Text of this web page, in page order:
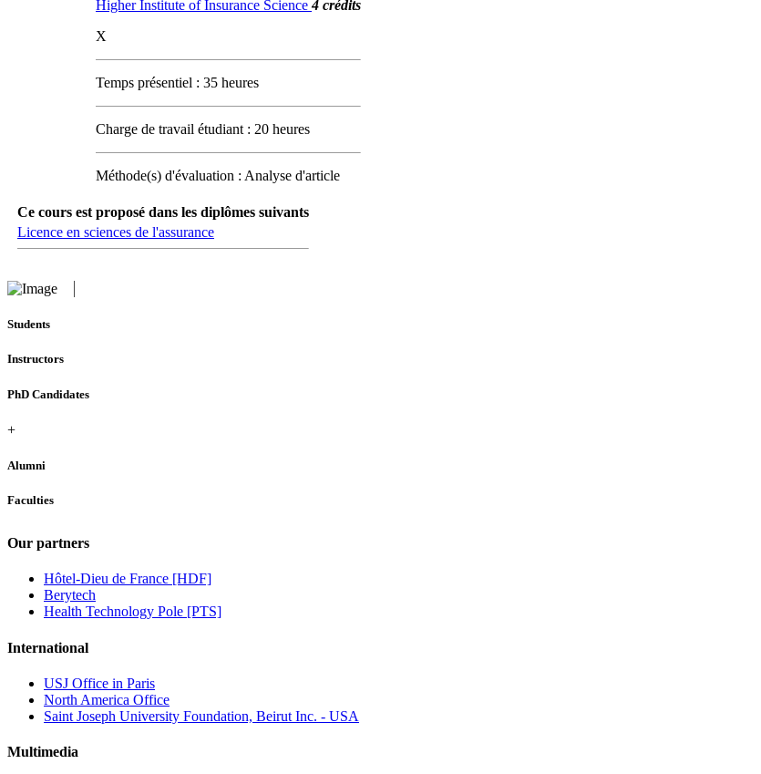
Higher Institute of Insurance Science4 crédits
X
Temps présentiel : 35 heures
Charge de travail étudiant : 20 heures
Méthode(s) d'évaluation : Analyse d'article
Ce cours est proposé dans les diplômes suivants
Licence en sciences de l'assurance
Students
Instructors
PhD Candidates
+
Alumni
Faculties
Our partners
Hôtel-Dieu de France [HDF]
Berytech
Health Technology Pole [PTS]
International
USJ Office in Paris
North America Office
Saint Joseph University Foundation, Beirut Inc. - USA
Multimedia